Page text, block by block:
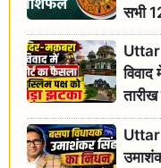
सभी
Uttar
Uttar